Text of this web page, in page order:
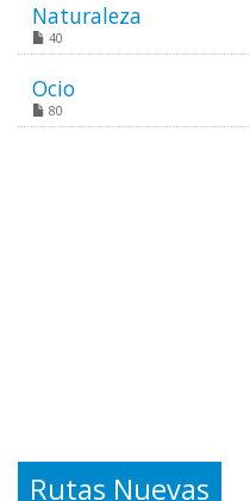
Naturaleza
40
Ocio
80
Rutas Nuevas